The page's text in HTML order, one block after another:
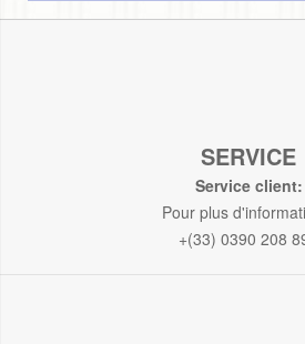
SERVICE
Service client:
Pour plus
+(33) 0390 208